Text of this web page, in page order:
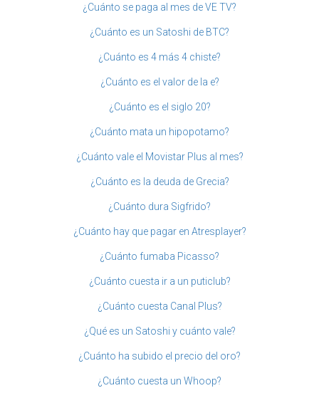
¿Cuánto se paga al mes de VE TV?
¿Cuánto es un Satoshi de BTC?
¿Cuánto es 4 más 4 chiste?
¿Cuánto es el valor de la e?
¿Cuánto es el siglo 20?
¿Cuánto mata un hipopotamo?
¿Cuánto vale el Movistar Plus al mes?
¿Cuánto es la deuda de Grecia?
¿Cuánto dura Sigfrido?
¿Cuánto hay que pagar en Atresplayer?
¿Cuánto fumaba Picasso?
¿Cuánto cuesta ir a un puticlub?
¿Cuánto cuesta Canal Plus?
¿Qué es un Satoshi y cuánto vale?
¿Cuánto ha subido el precio del oro?
¿Cuánto cuesta un Whoop?